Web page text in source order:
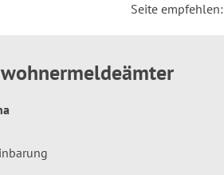
Seite empfehlen: